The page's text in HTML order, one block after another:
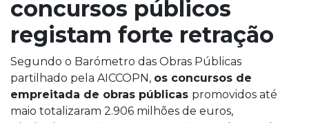
concursos públicos
registam forte retração
Segundo o Barómetro das Obras Públicas
partilhado pela AICCOPN, os concursos de
empreitada de obras públicas promovidos até
maio totalizaram 2.906 milhões de euros,